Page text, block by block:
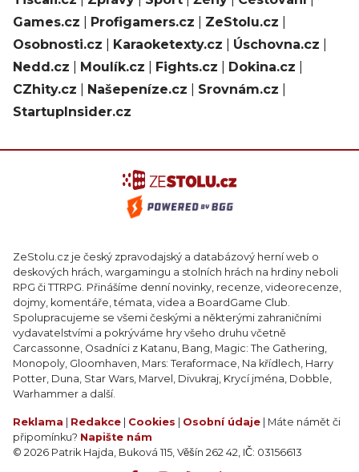
Games.cz
Profigamers.cz ZeStolu.cz
Osobnosti.cz
Karaoketexty.cz Úschovna.cz
Nedd.cz
Moulík.cz Fights.cz Dokina.cz
CZhity.cz
Našepeníze.cz Srovnám.cz
StartupInsider.cz
ZeStolu.cz je český zpravodajský a databázový herní web o
deskových hrách, wargamingu a stolních hrách na hrdiny neboli
RPG či TTRPG. Přinášíme denní novinky, recenze, videorecenze,
dojmy, komentáře, témata, videa a BoardGame Club.
Spolupracujeme se všemi českými a některými zahraničními
vydavatelstvími a pokrýváme hry všeho druhu včetně
Carcassonne, Osadníci z Katanu, Bang, Magic: The Gathering,
Monopoly, Gloomhaven, Mars: Teraformace, Na křídlech, Harry
Potter, Duna, Star Wars, Marvel, Divukraj, Krycí jména, Dobble,
Warhammer a další.
Reklama Redakce Cookies Osobní údaje | Máte námět či
připomínku? Napište nám
© 2026 Patrik Hajda, Buková 115, Věšín 262 42, IČ: 03156613